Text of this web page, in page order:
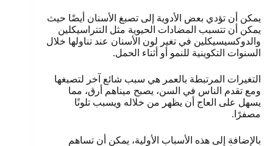
يمكن أن تؤدي بعض الأدوية إلى تصبغ الأسنان أيضًا حيث
يمكن أن تتسبب المضادات الحيوية مثل التتراسيكلين
والدوكسيسيكلين في تغير لون الأسنان عند تناولها خلال
السنوات التكوينية للنمو أو أثناء الحمل.
التغيرات المرتبطة بالعمر هي سبب شائع آخر لتصبغها
ومع تقدم الناس في السن، يصبح ميناهم أرق، مما
يسهل على العاج أن يظهر من خلاله ويسبب تلونًا
مصفرًا.
بالإضافة إلى هذه الأسباب الأولية، يمكن أن تساهم